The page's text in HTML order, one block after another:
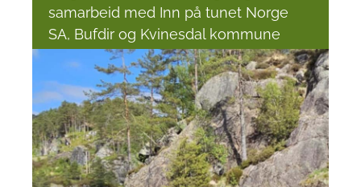
samarbeid med Inn på tunet Norge
SA, Bufdir og Kvinesdal kommune